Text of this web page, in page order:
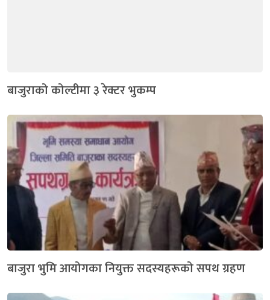
बाजुराको कोल्टीमा ३ रेक्टर भुकम्प
बाजुरा भुमि आयोगका नियुक्त सदस्यहरूको सपथ ग्रहण